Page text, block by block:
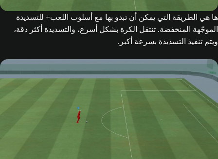
ها هي الطريقة التي يمكن أن تبدو بها مع أسلوب اللعب+ للتسديدة
الموجّهة المنخفضة. تنتقل الكرة بشكل أسرع، والتسديدة أكثر دقة،
ويتم تنفيذ التسديدة بسرعة أكبر.